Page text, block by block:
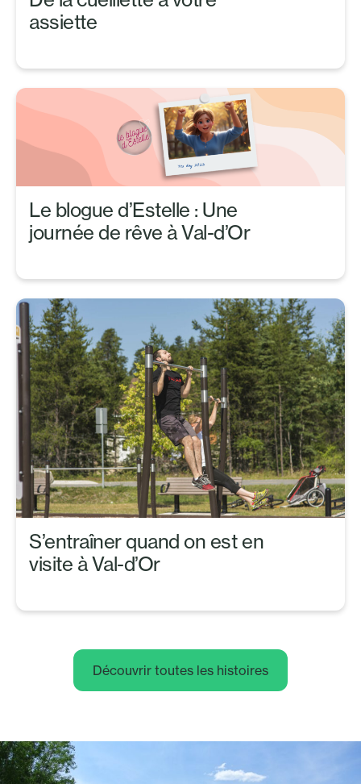
assiette
Le blogue d’Estelle : Une
journée de rêve à Val-d’Or
S’entraîner quand on est en
visite à Val-d’Or
Découvrir toutes les histoires